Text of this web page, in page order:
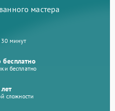
мастера
30 минут
бесплатно
сложности